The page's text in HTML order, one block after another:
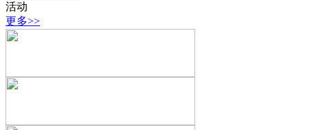
活动
更多>>